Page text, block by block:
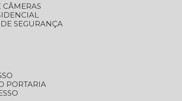
CÂMERAS
DE SEGURANÇA
PORTARIA